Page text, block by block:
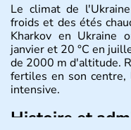
Le climat de
froids et des étés
Kharkov en Ukraine
janvier et 20 °C en
de 2000 m d'altitude.
fertiles en son centre,
intensive.
Histoire et